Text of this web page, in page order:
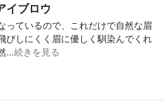
イブロウ
っているので、これだけで自然な眉
びしにくく眉に優しく馴染んでくれ
…続きを見る